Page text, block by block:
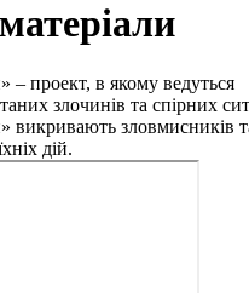
– проект, в якому ведуться
злочинів та спірних
викривають зловмисників
дій.